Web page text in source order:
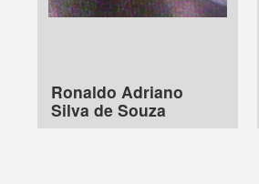
Ronaldo Adriano
Silva de Souza